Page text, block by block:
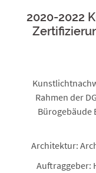
2020-2022
Rahmen der
Bürogebäude
Architektur:
Auftraggeber: